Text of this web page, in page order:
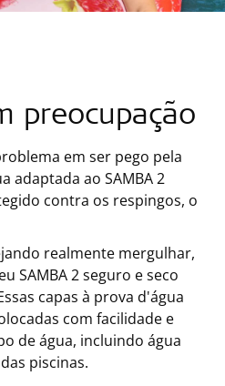
preocupação
em ser pego pela
adaptada ao SAMBA 2
contra os respingos, o
realmente mergulhar,
SAMBA 2 seguro e seco
capas à prova d'água
com facilidade e
de água, incluindo água
piscinas.